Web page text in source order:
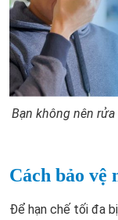
Bạn không nên
Cách bảo vệ
Để hạn chế tối đa